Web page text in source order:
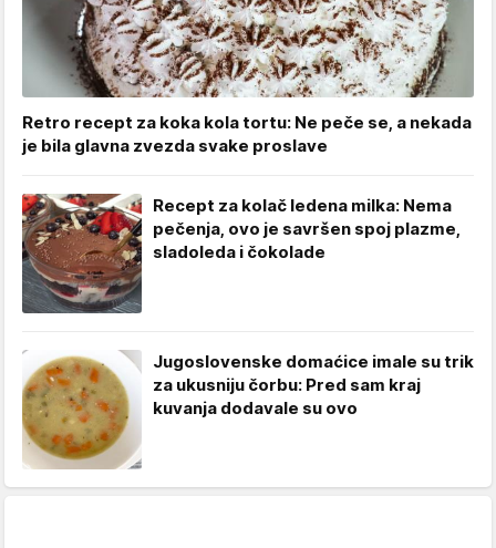
Retro recept za koka kola tortu: Ne peče se, a nekada
je bila glavna zvezda svake proslave
Recept za kolač ledena milka: Nema
pečenja, ovo je savršen spoj plazme,
sladoleda i čokolade
Jugoslovenske domaćice imale su trik
za ukusniju čorbu: Pred sam kraj
kuvanja dodavale su ovo